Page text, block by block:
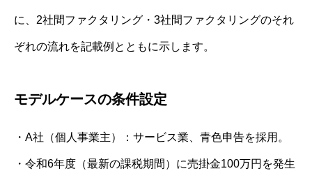
に、2社間ファクタリング・3社間ファクタリングのそれ
ぞれの流れを記載例とともに示します。
モデルケースの条件設定
・A社（個人事業主）：サービス業、青色申告を採用。
・令和6年度（最新の課税期間）に売掛金100万円を発生